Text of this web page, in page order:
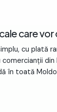
care vor
cu plată
din
în toată